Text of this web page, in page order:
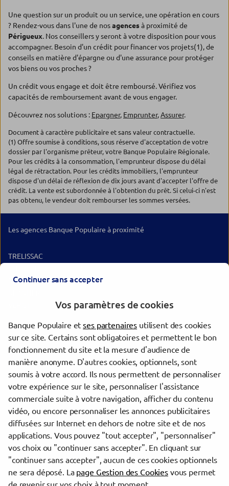
Une question sur un produit ou un service, une opération en cours
? Rendez-vous dans l'une de nosagencesà proximité de
Périgueux. Nos conseillers y seront à votre disposition pour vous
accompagner. Besoin d'un crédit pour financer vos projets(1), de
conseils en matière d'épargne ou d'une assurance pour protéger
vos biens ou vos proches ?
Un crédit vous engage et doit être remboursé. Vérifiez vos
capacités de remboursement avant de vous engager.
Découvrez nos solutions : Epargner, Emprunter,Assurer.
Document à caractère publicitaire et sans valeur contractuelle.
(1) Offre soumise à conditions, sous réserve d'acceptation de votre
dossier par l'organisme prêteur, votre Banque Populaire Régionale.
Pour les crédits à la consommation, l'emprunteur dispose du délai
légal de rétractation. Pour les crédits immobiliers, l'emprunteur
dispose d'un délai de réflexion de dix jours avant d'accepter l'offre de
crédit. La vente est subordonnée à l'obtention du prêt. Si celui-ci n'est
pas obtenu, le vendeur doit rembourser les sommes versées.
Les agences Banque Populaire à proximité
TRELISSAC
MARSAC SUR L'ISLE
Les agences Banque Populaire dans les villes à proximité
Périgueux
Bergerac
Trouver une agence Banque Populaire
Dordogne
Périgueux
PERIGUEUX
evermaps ©
Continuer sans accepter
Vos paramètres de cookies
Banque Populaire etses partenaires utilisent des cookies
sur ce site. Certains sont obligatoires et permettent le bon
fonctionnement du site et la mesure d'audience de
manière anonyme. D'autres cookies, optionnels, sont
soumis à votre accord. Ils nous permettent de personnaliser
votre expérience sur le site, personnaliser l'assistance
commerciale suite à votre navigation, afficher du contenu
vidéo, ou encore personnaliser les annonces publicitaires
diffusées sur Internet en dehors de notre site et de nos
applications. Vous pouvez "tout accepter", "personnaliser"
vos choix ou "continuer sans accepter". En cliquant sur
"continuer sans accepter", aucun de ces cookies optionnels
ne sera déposé. La page Gestion des Cookiesvous permet